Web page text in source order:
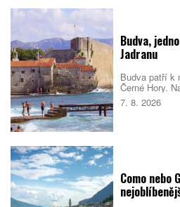
Budva,
Jadranu
Budva patří k
Černé Hory.
opevněné
pláže, menší
7. 8. 2026
Como nebo